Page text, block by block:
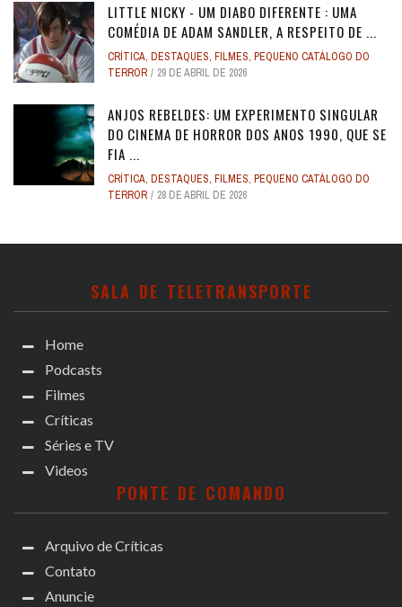
LITTLE NICKY - UM DIABO DIFERENTE : UMA
COMÉDIA DE ADAM SANDLER, A RESPEITO DE ...
CRÍTICA, DESTAQUES, FILMES, PEQUENO CATÁLOGO DO
TERROR
29 DE ABRIL DE 2026
ANJOS REBELDES: UM EXPERIMENTO SINGULAR
DO CINEMA DE HORROR DOS ANOS 1990, QUE SE
FIA ...
CRÍTICA, DESTAQUES, FILMES, PEQUENO CATÁLOGO DO
TERROR
28 DE ABRIL DE 2026
SALA DE TELETRANSPORTE
Home
Podcasts
Filmes
Críticas
Séries e TV
Videos
PONTE DE COMANDO
Arquivo de Críticas
Contato
Anuncie